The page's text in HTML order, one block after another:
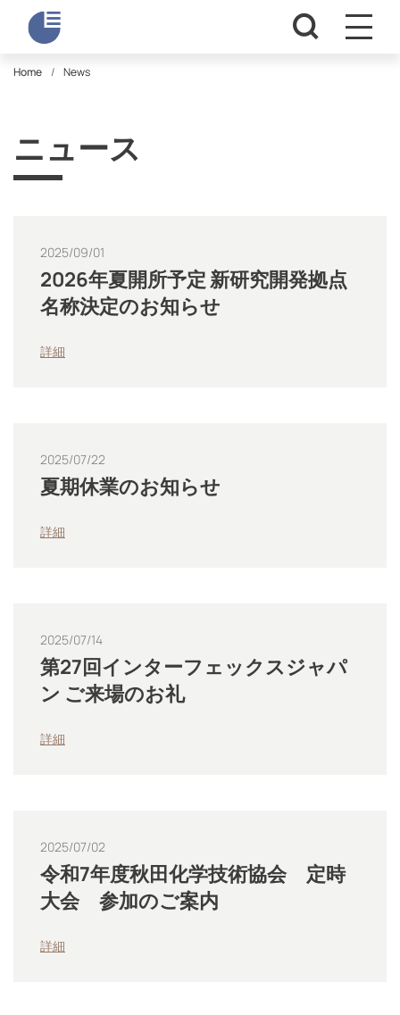
Home News
ニュース
2025/09/01
2026年夏開所予定 新研究開発拠点
名称決定のお知らせ
詳細
2025/07/22
夏期休業のお知らせ
詳細
2025/07/14
第27回インターフェックスジャパ
ン ご来場のお礼
詳細
2025/07/02
令和7年度秋田化学技術協会 定時
大会 参加のご案内
詳細